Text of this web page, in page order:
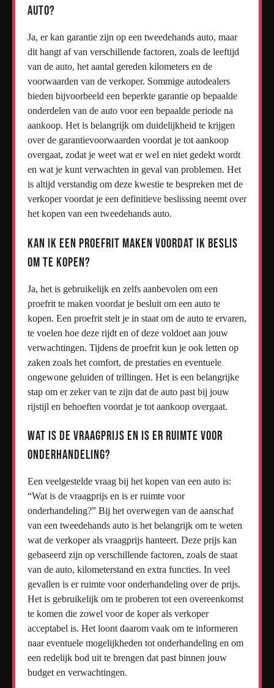
auto?
Ja, er kan garantie zijn op een tweedehands auto, maar
dit hangt af van verschillende factoren, zoals de leeftijd
van de auto, het aantal gereden kilometers en de
voorwaarden van de verkoper. Sommige autodealers
bieden bijvoorbeeld een beperkte garantie op bepaalde
onderdelen van de auto voor een bepaalde periode na
aankoop. Het is belangrijk om duidelijkheid te krijgen
over de garantievoorwaarden voordat je tot aankoop
overgaat, zodat je weet wat er wel en niet gedekt wordt
en wat je kunt verwachten in geval van problemen. Het
is altijd verstandig om deze kwestie te bespreken met de
verkoper voordat je een definitieve beslissing neemt over
het kopen van een tweedehands auto.
Kan ik een proefrit maken voordat ik beslis
om te kopen?
Ja, het is gebruikelijk en zelfs aanbevolen om een
proefrit te maken voordat je besluit om een auto te
kopen. Een proefrit stelt je in staat om de auto te ervaren,
te voelen hoe deze rijdt en of deze voldoet aan jouw
verwachtingen. Tijdens de proefrit kun je ook letten op
zaken zoals het comfort, de prestaties en eventuele
ongewone geluiden of trillingen. Het is een belangrijke
stap om er zeker van te zijn dat de auto past bij jouw
rijstijl en behoeften voordat je tot aankoop overgaat.
Wat is de vraagprijs en is er ruimte voor
onderhandeling?
Een veelgestelde vraag bij het kopen van een auto is:
“Wat is de vraagprijs en is er ruimte voor
onderhandeling?” Bij het overwegen van de aanschaf
van een tweedehands auto is het belangrijk om te weten
wat de verkoper als vraagprijs hanteert. Deze prijs kan
gebaseerd zijn op verschillende factoren, zoals de staat
van de auto, kilometerstand en extra functies. In veel
gevallen is er ruimte voor onderhandeling over de prijs.
Het is gebruikelijk om te proberen tot een overeenkomst
te komen die zowel voor de koper als verkoper
acceptabel is. Het loont daarom vaak om te informeren
naar eventuele mogelijkheden tot onderhandeling en om
een redelijk bod uit te brengen dat past binnen jouw
budget en verwachtingen.